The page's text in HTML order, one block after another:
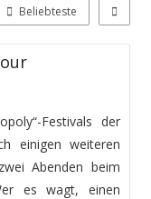
Beliebteste
Festivals der
einigen weiteren
Abenden beim
es wagt, einen